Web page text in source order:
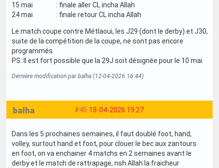
15 mai : finale aller CL incha Allah
24 mai : finale retour CL incha Allah
Le match coupe contre Métlaoui, les J29 (dont le derby) et J30,
suite de la compétition de la coupe, ne sont pas encore
programmés
PS: Il est fort possible que la 29J soit désignée pour le 10 mai
Dernière modification par balha (12-04-2026 16:44)
#45 18-04-2026 19:27
balha
Dans les 5 prochaines semaines, il faut doublé foot, hand,
volley, surtout hand et foot, pour clouer le bec aux zantours
en foot, on va enchainer 4 matchs en 2 semaines avant le
derby et le match de rattrapage, nsh Allah la fraicheur